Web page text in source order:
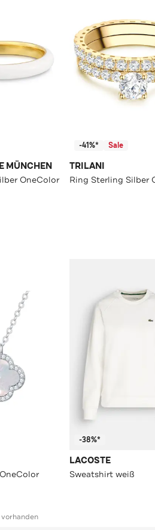
MÜNCHEN
OneColor
-41%* Sale
TRILANI
Ring Sterling Silber
-38%*
LACOSTE
Sweatshirt weiß